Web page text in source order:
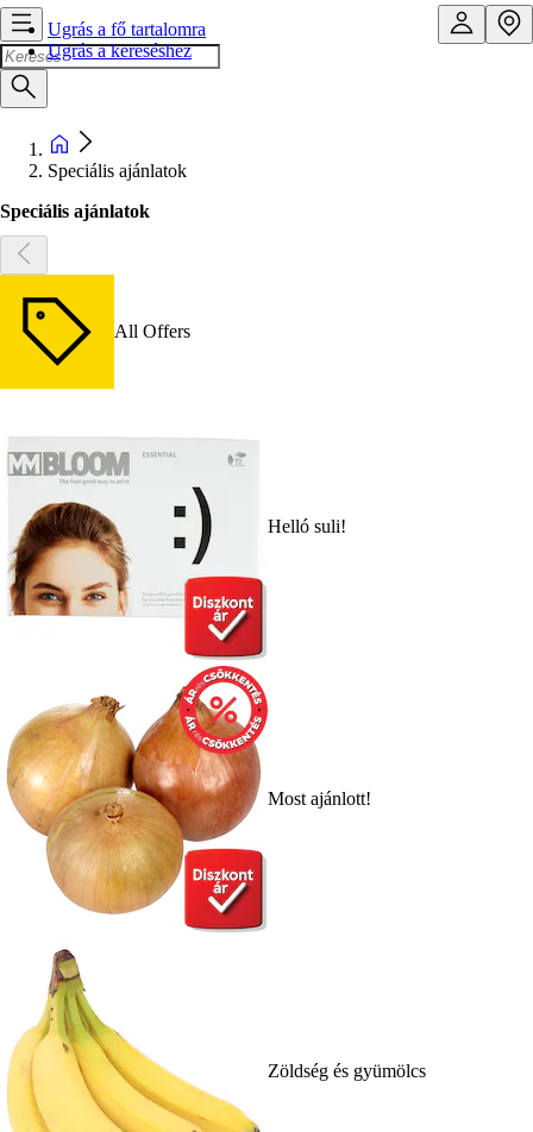
Ugrás a fő tartalomra
Ugrás a kereséshez
Speciális ajánlatok
Speciális ajánlatok
All Offers
Helló suli!
Most ajánlott!
Zöldség és gyümölcs